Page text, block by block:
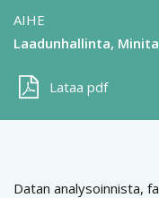
AIHE
Laadunhallinta
Lataa pdf
Datan analysoinnista,